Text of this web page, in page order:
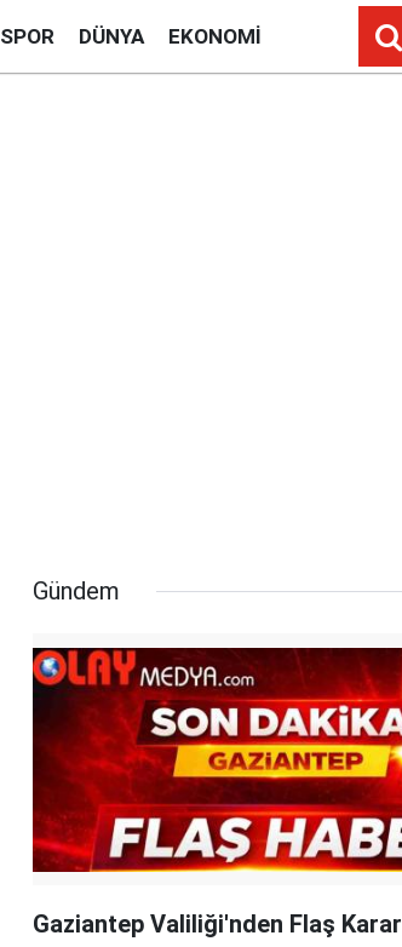
SPOR DÜNYA EKONOMI
Gündem
Gaziantep Valiliği'nden Flaş Karar